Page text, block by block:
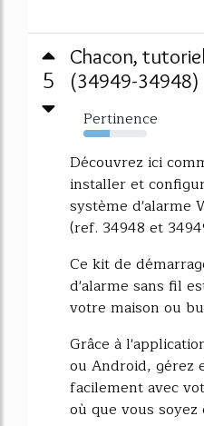
5
Chacon,
(34949-34948)
Pertinence
41%
Découvrez ici
installer et
système d'alarme
(ref. 34948 et
Ce kit de
d'alarme sans fil
votre maison ou
Grâce à
ou Android, gérez
facilement avec
où que vous